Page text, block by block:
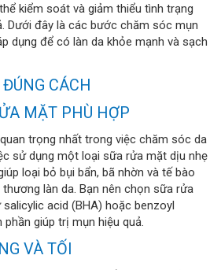
kiểm soát và giảm thiểu tình trạng
Dưới đây là các bước chăm sóc mụn
dụng để có làn da khỏe mạnh và sạch
CÁCH
MẶT PHÙ HỢP
trọng nhất trong việc chăm sóc da
sử dụng một loại sữa rửa mặt dịu nhẹ
loại bỏ bụi bẩn, bã nhờn và tế bào
làn da. Bạn nên chọn sữa rửa
acid (BHA) hoặc benzoyl
giúp trị mụn hiệu quả.
VÀ TỐI